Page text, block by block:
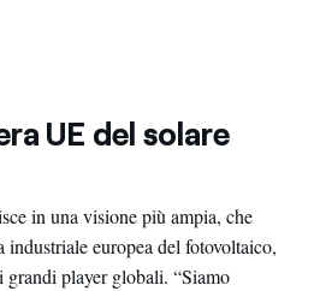
UE del solare
in una visione più ampia, che
europea del fotovoltaico,
grandi player globali. “Siamo